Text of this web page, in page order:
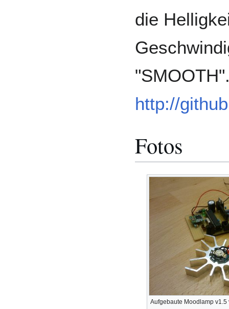
die
http://
Fotos
Aufgebaute Moodlamp v1.5